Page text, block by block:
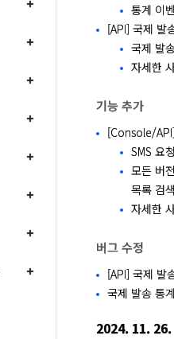
통계 이
[API] 국제 발
국제 발
자세한
기능 추가
[Console/
SMS 요
모든 버
목록 검
자세한
버그 수정
[API] 국제 발
국제 발송 통
2024. 11. 26.